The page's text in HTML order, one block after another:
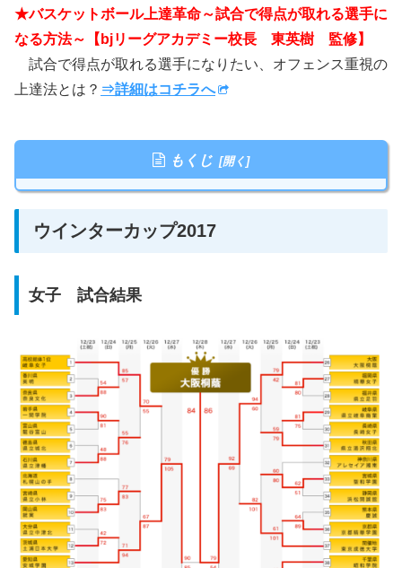
★バスケットボール上達革命～試合で得点が取れる選手に
なる方法～【bjリーグアカデミー校長 東英樹 監修】
試合で得点が取れる選手になりたい、オフェンス重視の
上達法とは？ ⇒詳細はコチラへ
もくじ
ウインターカップ2017
女子 試合結果